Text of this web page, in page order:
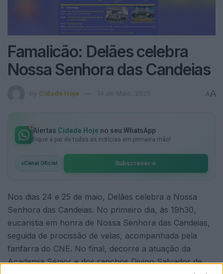
Famalicão: Delães celebra
Nossa Senhora das Candeias
by Cidade Hoje 14 de Maio, 2025 AA
Alertas Cidade Hoje no seu WhatsApp
Fique a par de todas as notícias em primeira mão!
Canal Oficial Subscrever
Nos dias 24 e 25 de maio, Delães celebra a Nossa
Senhora das Candeias. No primeiro dia, às 19h30,
eucaristia em honra de Nossa Senhora das Candeias,
seguida de procissão de velas, acompanhada pela
fanfarra do CNE. No final, decorre a atuação da
Academia Sénior e dos ranchos Divino Salvador de